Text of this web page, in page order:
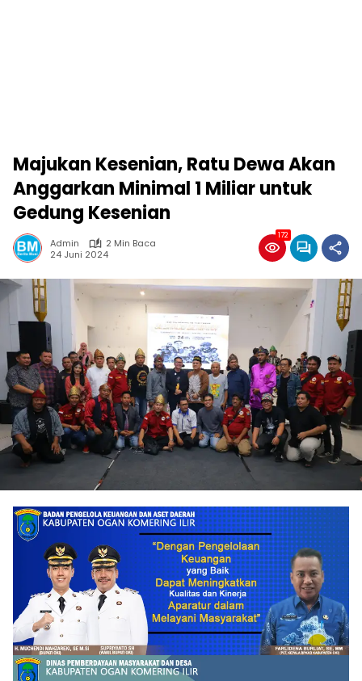
Majukan Kesenian, Ratu Dewa Akan
Anggarkan Minimal 1 Miliar untuk
Gedung Kesenian
Admin
2 Min Baca
24 Juni 2024
172